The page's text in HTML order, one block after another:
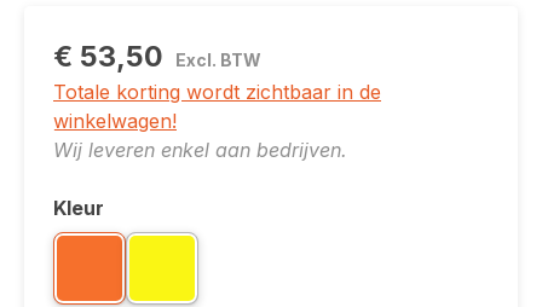
€ 53,50 Excl. BTW
Totale korting wordt zichtbaar in de
winkelwagen!
Wij leveren enkel aan bedrijven.
Selecteer
Kleur
Kleuroptie: Fluor oranje
Kleuroptie: Fuor geel